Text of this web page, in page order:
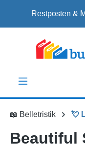
Zum Hauptinhalt
Restposten &
📖 Belletristik 💘
Beautiful